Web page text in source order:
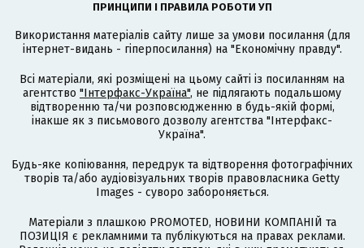
ПРИНЦИПИ І ПРАВИЛА РОБОТИ УП
Використання матеріалів сайту лише за умови посилання (для
інтернет-видань - гіперпосилання) на "Економічну правду".
Всі матеріали, які розміщені на цьому сайті із посиланням на
агентство "Інтерфакс-Україна", не підлягають подальшому
відтворенню та/чи розповсюдженню в будь-якій формі,
інакше як з письмового дозволу агентства "Інтерфакс-
Україна".
Будь-яке копіювання, передрук та відтворення фотографічних
творів та/або аудіовізуальних творів правовласника Getty
Images - суворо забороняється.
Матеріали з плашкою PROMOTED, НОВИНИ КОМПАНІЙ та
ПОЗИЦІЯ є рекламними та публікуються на правах реклами.